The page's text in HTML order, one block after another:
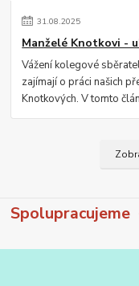
31.08.2025
Manželé Knotkovi -
Vážení kolegové
zajímají o práci našich
Knotkových. V tomto